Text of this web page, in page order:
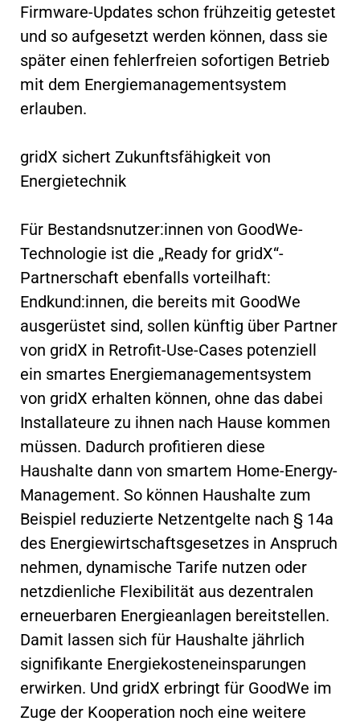
Firmware-Updates schon frühzeitig getestet
und so aufgesetzt werden können, dass sie
später einen fehlerfreien sofortigen Betrieb
mit dem Energiemanagementsystem
erlauben.
gridX sichert Zukunftsfähigkeit von
Energietechnik
Für Bestandsnutzer:innen von GoodWe-
Technologie ist die „Ready for gridX“-
Partnerschaft ebenfalls vorteilhaft:
Endkund:innen, die bereits mit GoodWe
ausgerüstet sind, sollen künftig über Partner
von gridX in Retrofit-Use-Cases potenziell
ein smartes Energiemanagementsystem
von gridX erhalten können, ohne das dabei
Installateure zu ihnen nach Hause kommen
müssen. Dadurch profitieren diese
Haushalte dann von smartem Home-Energy-
Management. So können Haushalte zum
Beispiel reduzierte Netzentgelte nach § 14a
des Energiewirtschaftsgesetzes in Anspruch
nehmen, dynamische Tarife nutzen oder
netzdienliche Flexibilität aus dezentralen
erneuerbaren Energieanlagen bereitstellen.
Damit lassen sich für Haushalte jährlich
signifikante Energiekosteneinsparungen
erwirken. Und gridX erbringt für GoodWe im
Zuge der Kooperation noch eine weitere